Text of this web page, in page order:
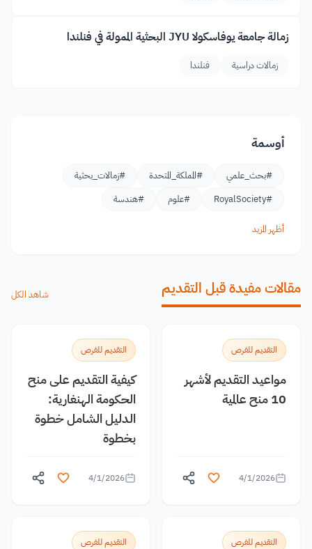
زمالة جامعة يوفاسكولا JYU البحثية الممولة في فنلندا
زمالات دراسية فنلندا
أوسمة
#بحث_علمي #المملكة_المتحدة
#زمالات_بحثية
#RoyalSociety
#علوم #هندسة
أظهر المزيد
مقالات مفيدة قبل التقديم شاهد الكل
التقديم للفرص
مواعيد التقديم لأشهر
10 منح عالمية
4/1/2026
التقديم للفرص
كيفية التقديم على منح
الحكومة الهنغارية:
الدليل الشامل خطوة
بخطوة
4/1/2026
التقديم للفرص التقديم للفرص